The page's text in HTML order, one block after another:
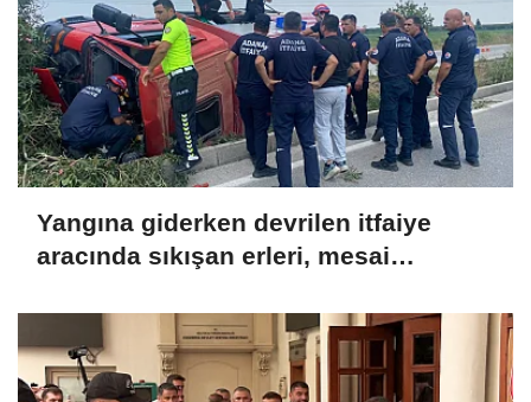
Yangına giderken devrilen itfaiye
aracında sıkışan erleri, mesai